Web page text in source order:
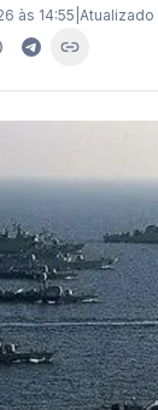
às 14:55 Atualizado